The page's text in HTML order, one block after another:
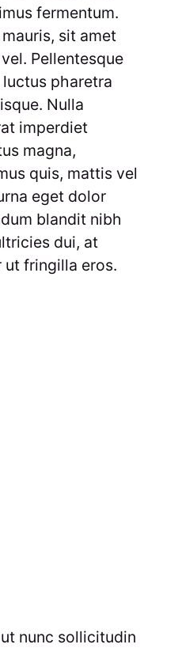
fermentum.
sit amet
Pellentesque
pharetra
Nulla
imperdiet
magna,
quis, mattis vel
eget dolor
blandit nibh
dui, at
ut fringilla eros.
nunc sollicitudin